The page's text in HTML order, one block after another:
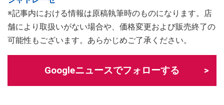
※記事内における情報は原稿執筆時のものになります。店
舗により取扱いがない場合や、価格変更および販売終了の
可能性もございます。あらかじめご了承ください。
Googleニュースでフォローする